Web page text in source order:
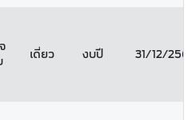
เดี่ยว งบปี 31/12/